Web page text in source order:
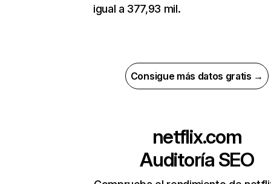
igual a 377,93 mil.
Consigue más datos gratis →
netflix.com
Auditoría SEO